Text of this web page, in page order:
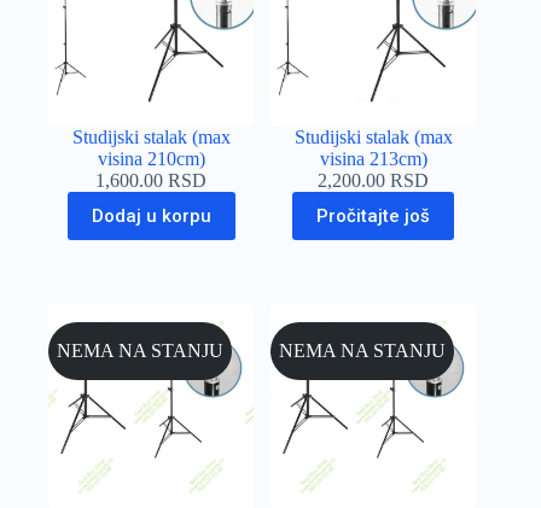
Studijski stalak (max
visina 210cm)
1,600.00RSD
Dodaj u korpu
Studijski stalak (max
visina 213cm)
2,200.00RSD
Pročitajte još
NEMA NA STANJU NEMA NA STANJU